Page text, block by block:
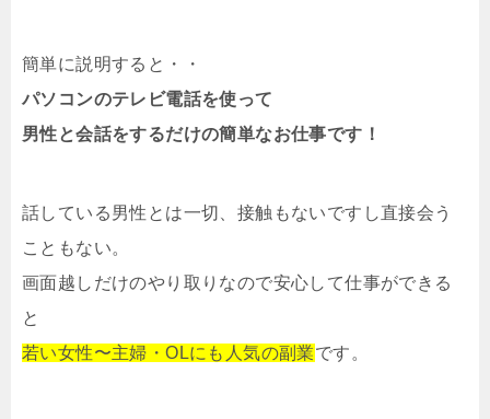
簡単に説明すると・・
パソコンのテレビ電話を使って
男性と会話をするだけの簡単なお仕事です！
話している男性とは一切、接触もないですし直接会う
こともない。
画面越しだけのやり取りなので安心して仕事ができる
と
若い女性〜主婦・OLにも人気の副業です。